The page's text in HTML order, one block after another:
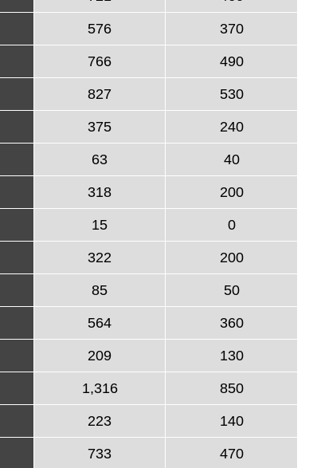
576 370
766 490
827 530
375 240
63 40
318 200
15 0
322 200
85 50
564 360
209 130
1,316 850
223 140
733 470